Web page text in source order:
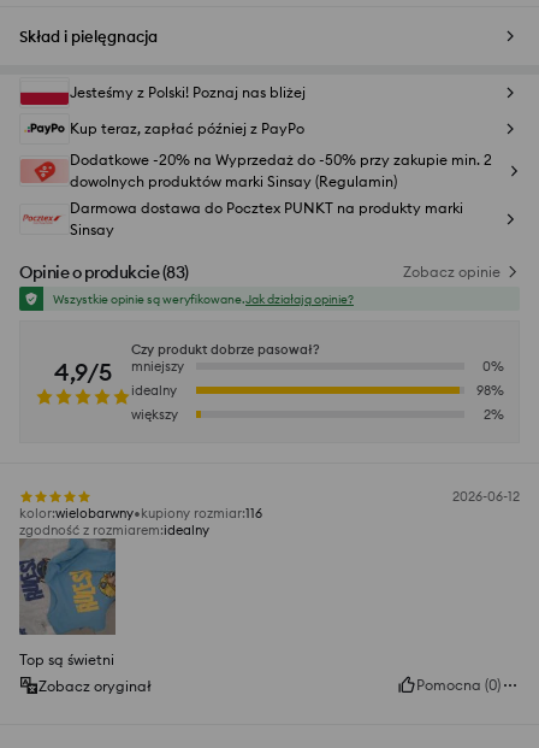
Skład i pielęgnacja
Jesteśmy z Polski! Poznaj nas bliżej
Kup teraz, zapłać później z PayPo
Dodatkowe -20% na Wyprzedaż do -50% przy zakupie min. 2
dowolnych produktów marki Sinsay (Regulamin)
Darmowa dostawa do Pocztex PUNKT na produkty marki
Sinsay
Opinie o produkcie(83) Zobacz opinie
Wszystkie opinie są weryfikowane.Jak działają opinie?
4,9/5
Czy produkt dobrze pasował?
mniejszy
0%
idealny
98%
większy
2%
2026-06-12
kolor:wielobarwny kupiony rozmiar:116
zgodność z rozmiarem:idealny
Top są świetni
Zobacz oryginał
Pomocna (0)